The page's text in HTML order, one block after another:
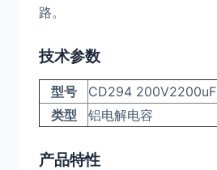
路。
技术参数
型号
CD294 200V2200uF
类型
铝电解电容
产品特性